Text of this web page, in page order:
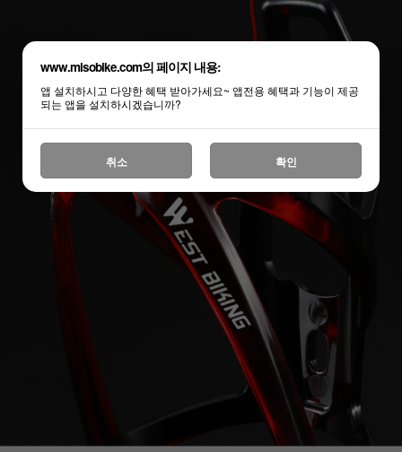
www.misobike.com의 페이지 내용:
앱 설치하시고 다양한 혜택 받아가세요~ 앱전용 혜택과 기능이 제공
되는 앱을 설치하시겠습니까?
취소 확인